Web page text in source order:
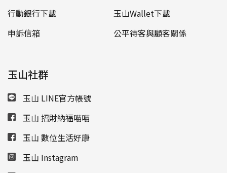
行動銀行下載
玉山Wallet下載
申訴信箱
公平待客與顧客關係
玉山社群
玉山 LINE官方帳號
玉山 招財納福喵喵
玉山 數位生活好康
玉山 Instagram